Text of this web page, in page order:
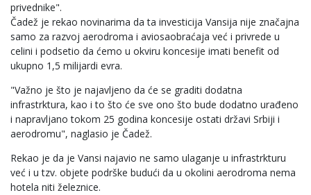
privednike".
Čadež je rekao novinarima da ta investicija Vansija nije značajna
samo za razvoj aerodroma i aviosaobraćaja već i privrede u
celini i podsetio da ćemo u okviru koncesije imati benefit od
ukupno 1,5 milijardi evra.
"Važno je što je najavljeno da će se graditi dodatna
infrastrktura, kao i to što će sve ono što bude dodatno urađeno
i napravljano tokom 25 godina koncesije ostati državi Srbiji i
aerodromu", naglasio je Čadež.
Rekao je da je Vansi najavio ne samo ulaganje u infrastrkturu
već i u tzv. objete podrške budući da u okolini aerodroma nema
hotela niti železnice.